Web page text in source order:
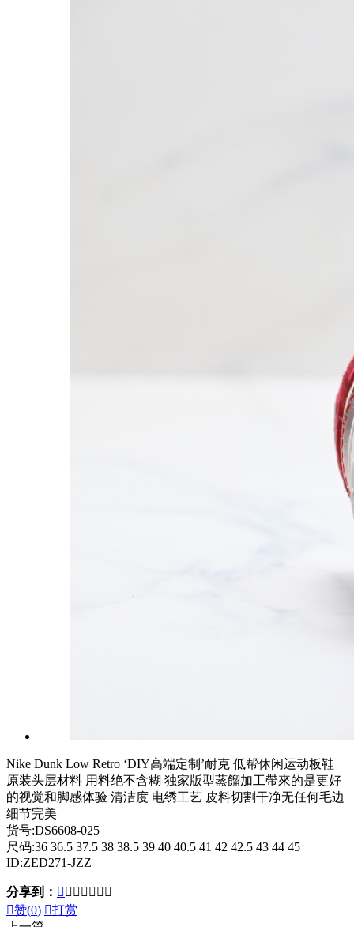
Nike Dunk Low Retro ‘DIY高端定制’耐克 低帮休闲运动板鞋
原装头层材料 用料绝不含糊 独家版型蒸餾加工帶來的是更好
的视觉和脚感体验 清洁度 电绣工艺 皮料切割干净无任何毛边
细节完美
货号:DS6608-025
尺码:36 36.5 37.5 38 38.5 39 40 40.5 41 42 42.5 43 44 45
ID:ZED271-JZZ
分享到：       
赞(0) 打赏